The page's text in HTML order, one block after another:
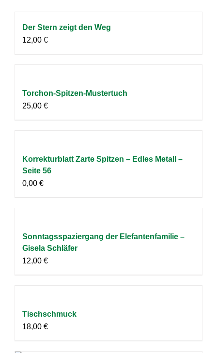
Der Stern zeigt den Weg
12,00 €
Torchon-Spitzen-Mustertuch
25,00 €
Korrekturblatt Zarte Spitzen – Edles Metall –
Seite 56
0,00 €
Sonntagsspaziergang der Elefantenfamilie –
Gisela Schläfer
12,00 €
Tischschmuck
18,00 €